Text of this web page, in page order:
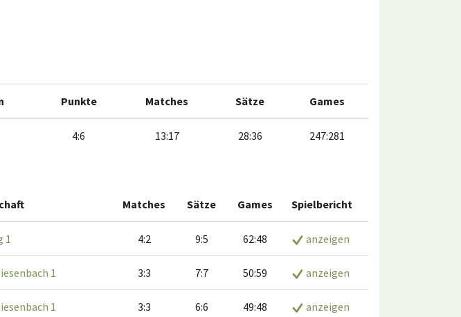
Punkte Matches Sätze Games
4:6 13:17 28:36 247:281
Matches Sätze Games Spielbericht
1 4:2 9:5 62:48 anzeigen
1 3:3 7:7 50:59 anzeigen
1 3:3 6:6 49:48 anzeigen